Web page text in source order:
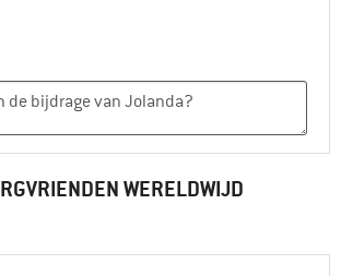
WERELDWIJD